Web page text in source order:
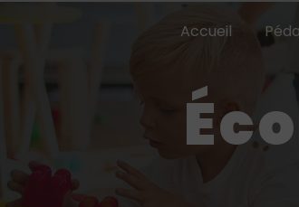
Accueil
école Montessori Presles,